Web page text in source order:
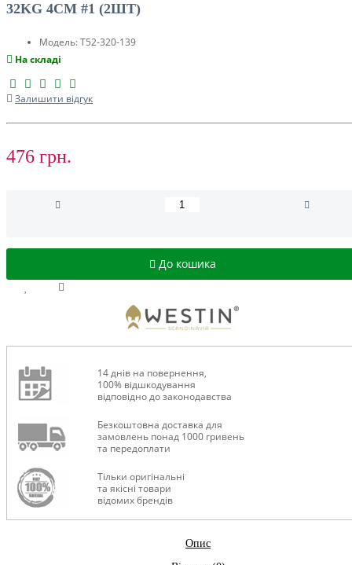
32KG 4CM #1 (2ШТ)
Модель:T52-320-139
На складі
Залишити відгук
476 грн.
До кошика
14 днів на повернення,
100% відшкодування
відповідно до законодавства
Безкоштовна доставка для
замовлень понад 1000 гривень
та передоплати
Тільки оригінальні
та якісні товари
відомих брендів
Опис